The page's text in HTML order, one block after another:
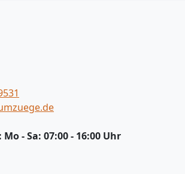
Mo - Sa: 07:00 - 16:00 Uhr